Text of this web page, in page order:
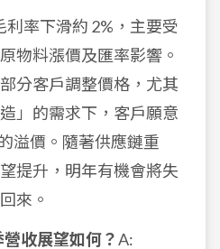
利率下滑約 2%，主要受
物料漲價及匯率影響。
分客戶調整價格，尤其
」的需求下，客戶願意
溢價。隨著供應鏈重
提升，明年有機會將失
來。
收展望如何？A: